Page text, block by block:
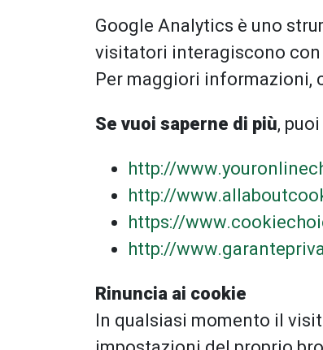
Google Analytics è uno
visitatori interagiscono
Per maggiori informazioni,
Se vuoi saperne di più,
http://
http://
https://
http://
Rinuncia ai cookie
In qualsiasi momento il